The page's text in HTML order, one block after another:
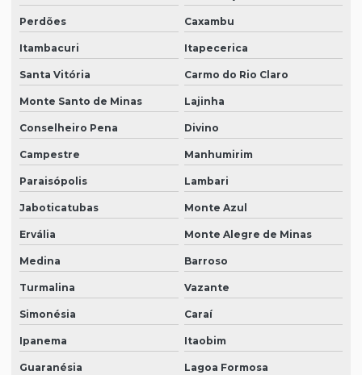
Perdões Caxambu
Itambacuri Itapecerica
Santa Vitória Carmo do Rio Claro
Monte Santo de Minas Lajinha
Conselheiro Pena Divino
Campestre Manhumirim
Paraisópolis Lambari
Jaboticatubas Monte Azul
Ervália Monte Alegre de Minas
Medina Barroso
Turmalina Vazante
Simonésia Caraí
Ipanema Itaobim
Guaranésia Lagoa Formosa